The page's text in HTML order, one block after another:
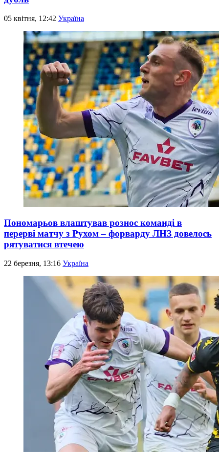
05 квітня, 12:42 Україна
Пономарьов влаштував рознос команді в
перерві матчу з Рухом – форварду ЛНЗ довелось
рятуватися втечею
22 березня, 13:16 Україна